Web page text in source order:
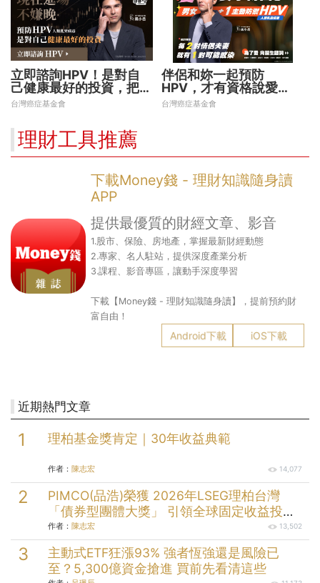
立即諮詢HPV！是對自
己健康最好的投資，把握
現在不嫌晚！
台灣癌症基金會
伴侶和妳一起預防
HPV，才有資格說愛
妳！
台灣癌症基金會
理財工具推薦
下載Money錢 - 理財知識隨身讀
APP
提供最優質的財經文章、影音
1.股市、保險、房地產，掌握最新財經動態
2.專家、名人駐站，提供深度產業分析
3.課程、影音專區，讓動手深度學習
下載【Money錢 - 理財知識隨身讀】，提前預約財
富自由！
Android下載 iOS下載
近期熱門文章
理柏基金獎肯定｜30年收益典範
作者： 陳志宏 14,077
PIMCO(品浩)榮獲 2026年LSEG理柏台灣
「債券型團體大獎」 引領全球固定收益投資
逾半世紀的投資實力
作者： 陳志宏 13,502
主動式ETF狂漲93% 強者恆強還是風險已
至？5,300億資金搶進 買前先看清這些